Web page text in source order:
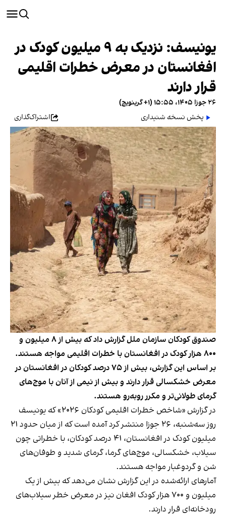
یونیسف: نزدیک به ۹ میلیون کودک در
افغانستان در معرض خطرات اقلیمی
قرار دارند
۲۶ جوزا ۱۴۰۵، ۱۵:۵۵ (‎+۱ گرینویچ)
پخش نسخه شنیداری
اشتراک‌گذاری
صندوق کودکان سازمان ملل گزارش داد که بیش از ۸ میلیون و
۸۰۰ هزار کودک در افغانستان با خطرات اقلیمی مواجه هستند.
بر اساس این گزارش، بیش از ۷۵ درصد کودکان در افغانستان در
معرض خشکسالی قرار دارند و بیش از نیمی از آنان با موج‌های
گرمای طولانی‌تر و مکرر روبه‌رو هستند.
در گزارش «شاخص خطرات اقلیمی کودکان ۲۰۲۶» که یونیسف
روز سه‌شنبه، ۲۶ جوزا منتشر کرد آمده است که از میان حدود ۲۱
میلیون کودک در افغانستان، ۴۱ درصد کودکان، با خطراتی چون
سیلاب، خشکسالی، موج‌های گرما، گرمای شدید و طوفان‌های
شن و گردوغبار مواجه هستند.
آمارهای ارائه‌شده در این گزارش نشان می‌دهد که بیش از یک
میلیون و ۷۰۰ هزار کودک افغان نیز در معرض خطر سیلاب‌های
رودخانه‌ای قرار دارند.